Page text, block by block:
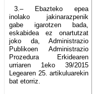
3.– Ebazteko epea
inolako jakinarazpenik
gabe igarotzen bada,
eskabidea ez onartutzat
joko da, Administrazio
Publikoen Administrazio
Prozedura Erkidearen
urriaren 1eko 39/2015
Legearen 25. artikuluarekin
bat etorriz.